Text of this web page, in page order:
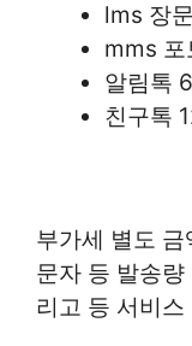
lms 장
mms 포
알림톡
친구톡
부가세 별도
문자 등 발송
리고 등 서비